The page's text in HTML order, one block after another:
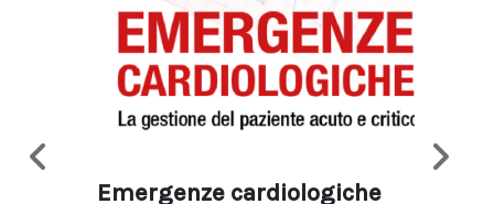
Emergenze cardiologiche